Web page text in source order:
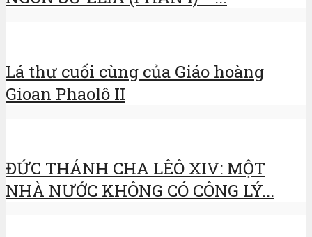
Lá thư cuối cùng của Giáo hoàng
Gioan Phaolô II
ĐỨC THÁNH CHA LÊÔ XIV: MỘT
NHÀ NƯỚC KHÔNG CÓ CÔNG LÝ...